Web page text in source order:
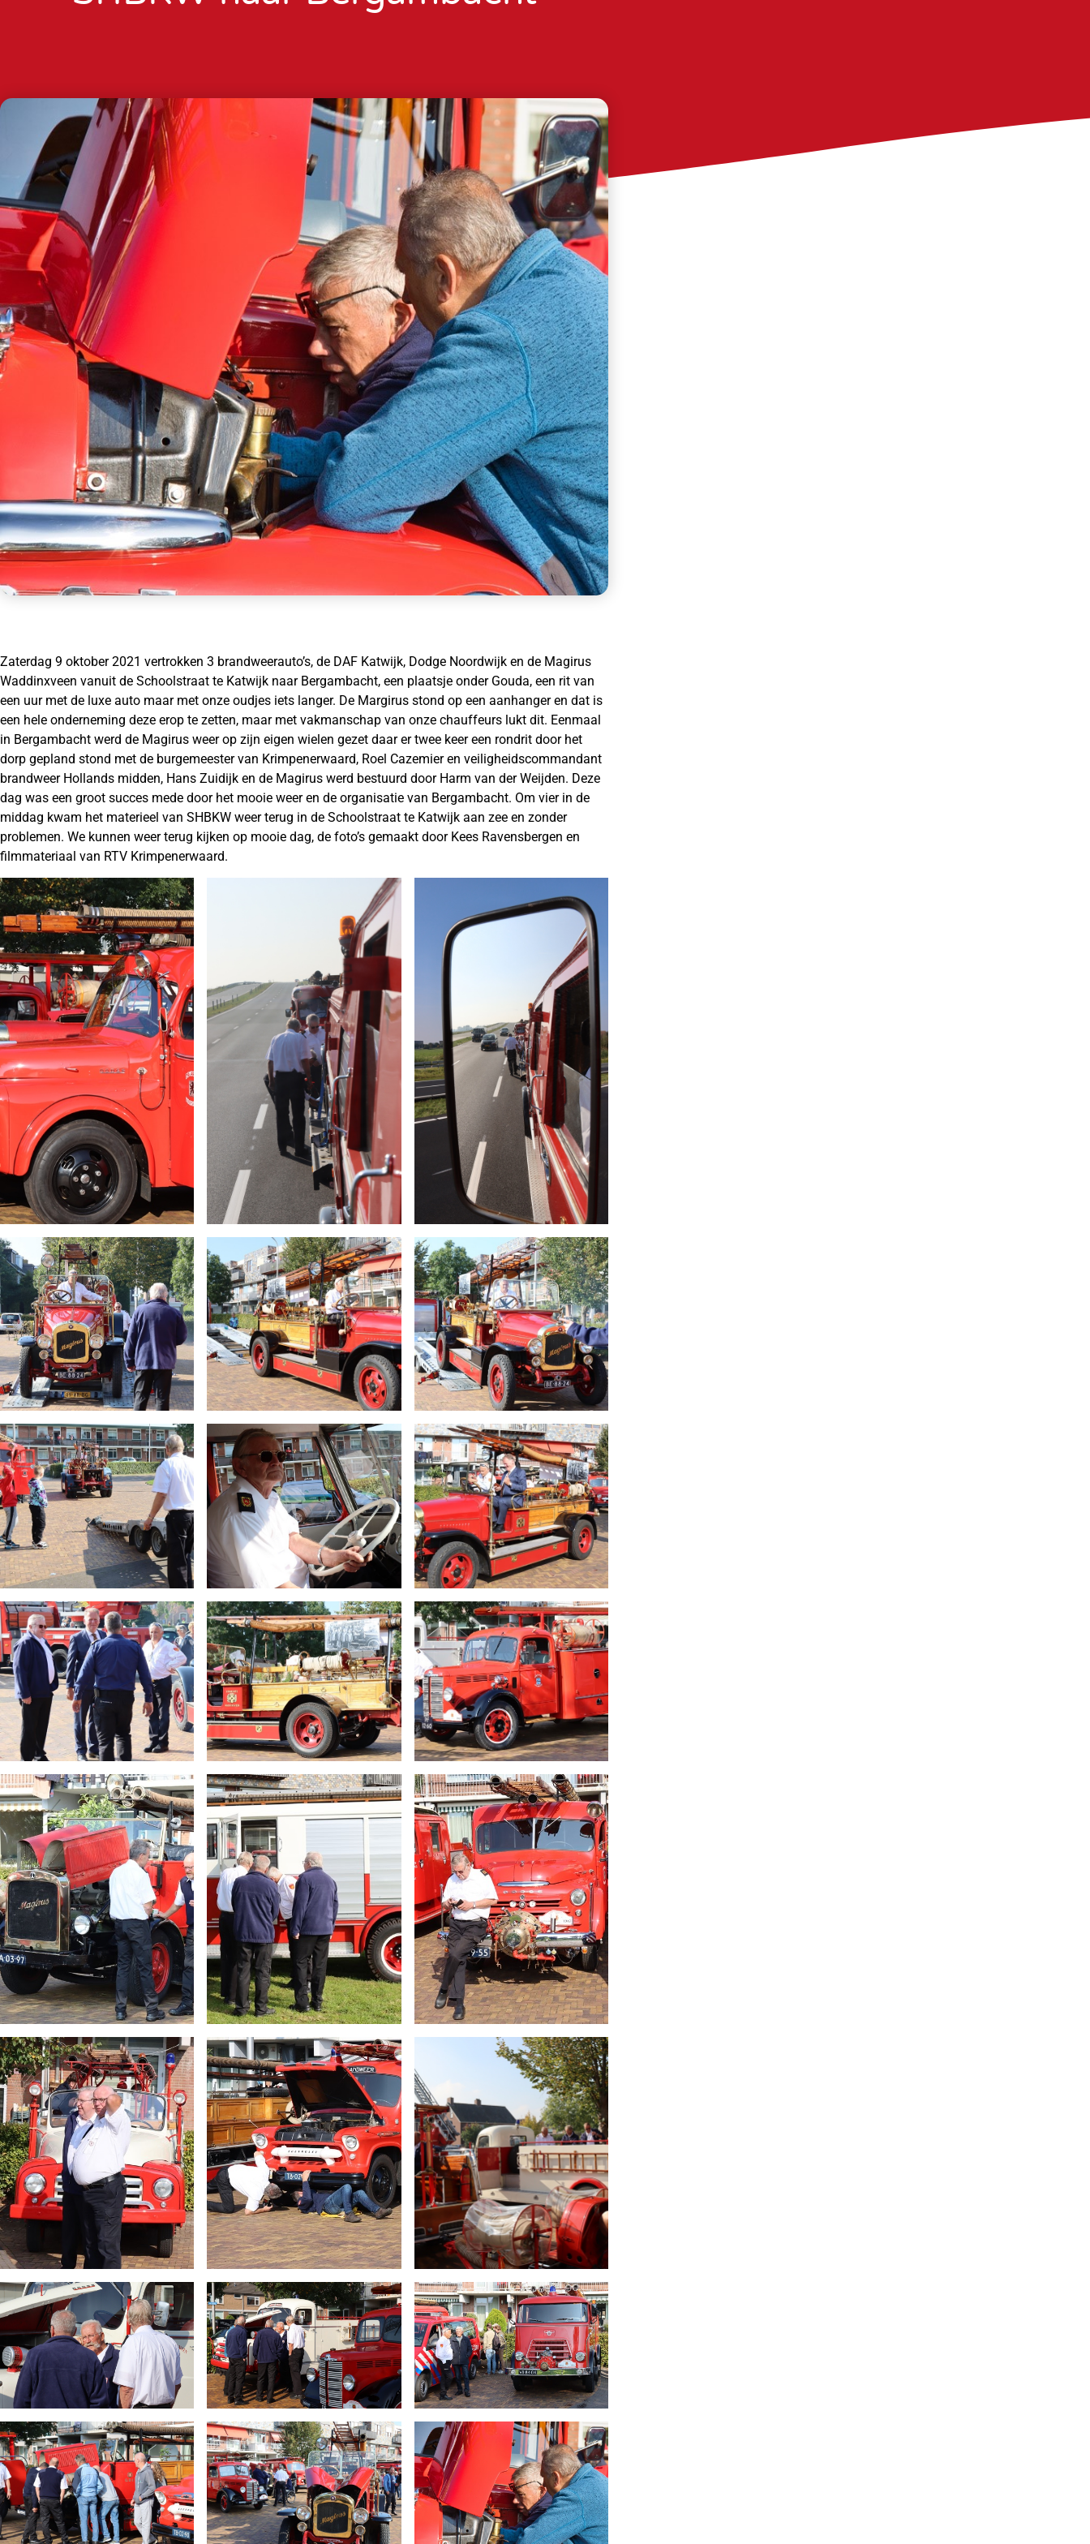
Zaterdag 9 oktober 2021 vertrokken 3 brandweerauto’s, de DAF Katwijk, Dodge Noordwijk en de Magirus
Waddinxveen vanuit de Schoolstraat te Katwijk naar Bergambacht, een plaatsje onder Gouda, een rit van
een uur met de luxe auto maar met onze oudjes iets langer. De Margirus stond op een aanhanger en dat is
een hele onderneming deze erop te zetten, maar met vakmanschap van onze chauffeurs lukt dit. Eenmaal
in Bergambacht werd de Magirus weer op zijn eigen wielen gezet daar er twee keer een rondrit door het
dorp gepland stond met de burgemeester van Krimpenerwaard, Roel Cazemier en veiligheidscommandant
brandweer Hollands midden, Hans Zuidijk en de Magirus werd bestuurd door Harm van der Weijden. Deze
dag was een groot succes mede door het mooie weer en de organisatie van Bergambacht. Om vier in de
middag kwam het materieel van SHBKW weer terug in de Schoolstraat te Katwijk aan zee en zonder
problemen. We kunnen weer terug kijken op mooie dag, de foto’s gemaakt door Kees Ravensbergen en
filmmateriaal van RTV Krimpenerwaard.